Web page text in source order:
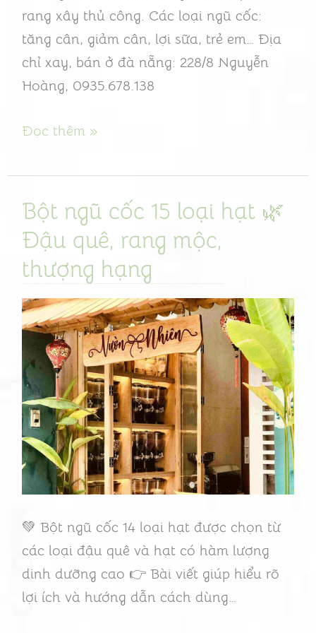
rang xây thủ công. Các loại ngũ cốc:
tăng cân, giảm cân, lợi sữa, trẻ em… Địa
chỉ xay, bán ở đà nẵng: 228/8 Nguyễn
Hoàng, 0935.678.138
hạng
Đọc thêm »
Bột ngũ cốc 15 loại hạt 🌿
Đậu quê, rang mộc,
thượng hạng
💚 Bột ngũ cốc 14 loại hạt được chọn từ
các loại đậu quê và hạt có hàm lượng
dinh dưỡng cao 👉 Bài viết giúp hiểu rõ
lợi ích và hướng dẫn cách dùng…
Bột
ngũ
15
loại
hạt
Đậu
quê,
rang
mộc,
thượng
hạng